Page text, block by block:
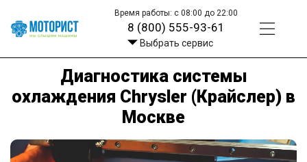
Время работы: с 08:00 до 22:00
8 (800) 555-93-61
Выбрать сервис
Диагностика системы
охлаждения Chrysler (Крайслер) в
Москве